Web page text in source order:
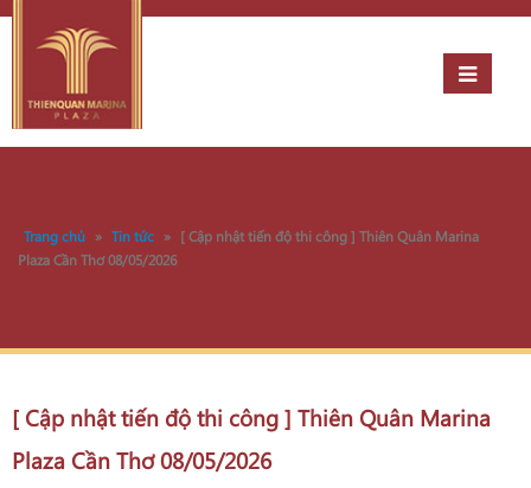
Trang chủ » Tin tức » [ Cập nhật tiến độ thi công ] Thiên Quân Marina
Plaza Cần Thơ 08/05/2026
[ Cập nhật tiến độ thi công ] Thiên Quân Marina
Plaza Cần Thơ 08/05/2026